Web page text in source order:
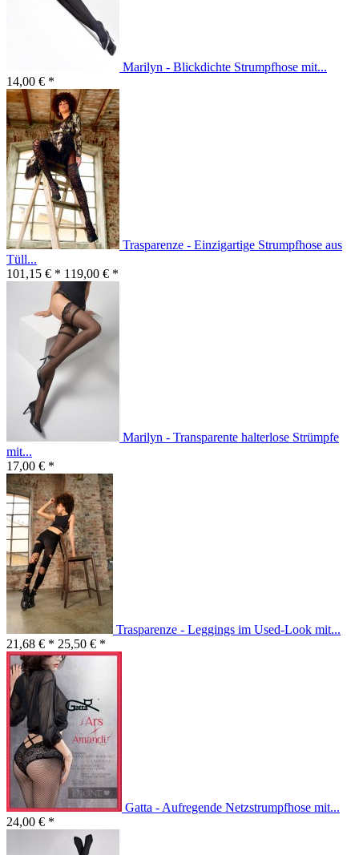
Marilyn - Blickdichte Strumpfhose mit...
14,00 € *
Trasparenze - Einzigartige Strumpfhose aus
Tüll...
101,15 € * 119,00 € *
Marilyn - Transparente halterlose Strümpfe
mit...
17,00 € *
Trasparenze - Leggings im Used-Look mit...
21,68 € * 25,50 € *
Gatta - Aufregende Netzstrumpfhose mit...
24,00 € *